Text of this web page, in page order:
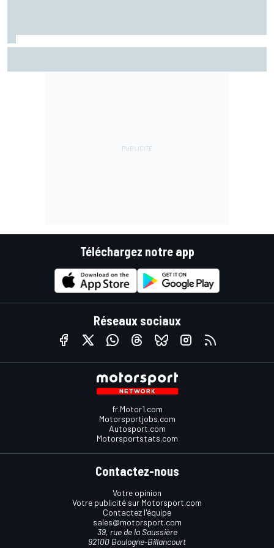
Téléchargez notre app
Réseaux sociaux
fr.Motor1.com
Motorsportjobs.com
Autosport.com
Motorsportstats.com
Contactez-nous
Votre opinion
Votre publicité sur Motorsport.com
Contactez l'équipe
sales@motorsport.com
39, rue de la Saussière
92100 Boulogne-Billancourt